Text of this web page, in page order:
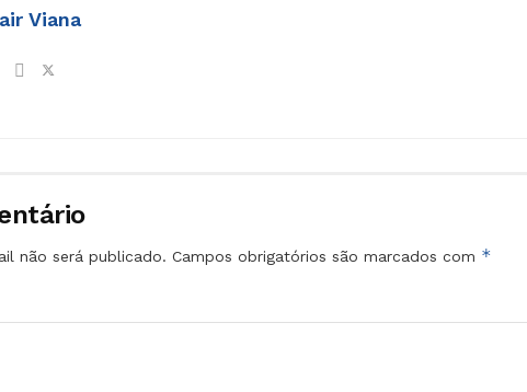
Viana
não será publicado. Campos obrigatórios são marcados com *